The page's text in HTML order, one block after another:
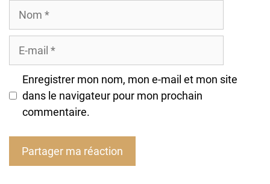
Nom
Enregistrer mon nom, mon e-mail et mon site
dans le navigateur pour mon prochain
commentaire.